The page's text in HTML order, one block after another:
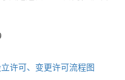
许可、变更许可流程图